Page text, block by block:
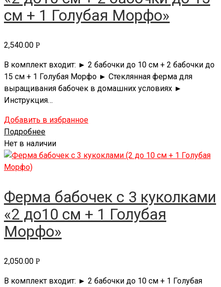
см + 1 Голубая Морфо»
2,540.00 Р
В комплект входит: ► 2 бабочки до 10 см + 2 бабочки до
15 см + 1 Голубая Морфо ► Стеклянная ферма для
выращивания бабочек в домашних условиях ►
Инструкция…
Добавить в избранное
Подробнее
Нет в наличии
Ферма бабочек с 3 куколками
«2 до10 см + 1 Голубая
Морфо»
2,050.00 Р
В комплект входит: ► 2 бабочки до 10 см + 1 Голубая